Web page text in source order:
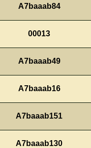
A7baaab84
A7baaab49
A7baaab16